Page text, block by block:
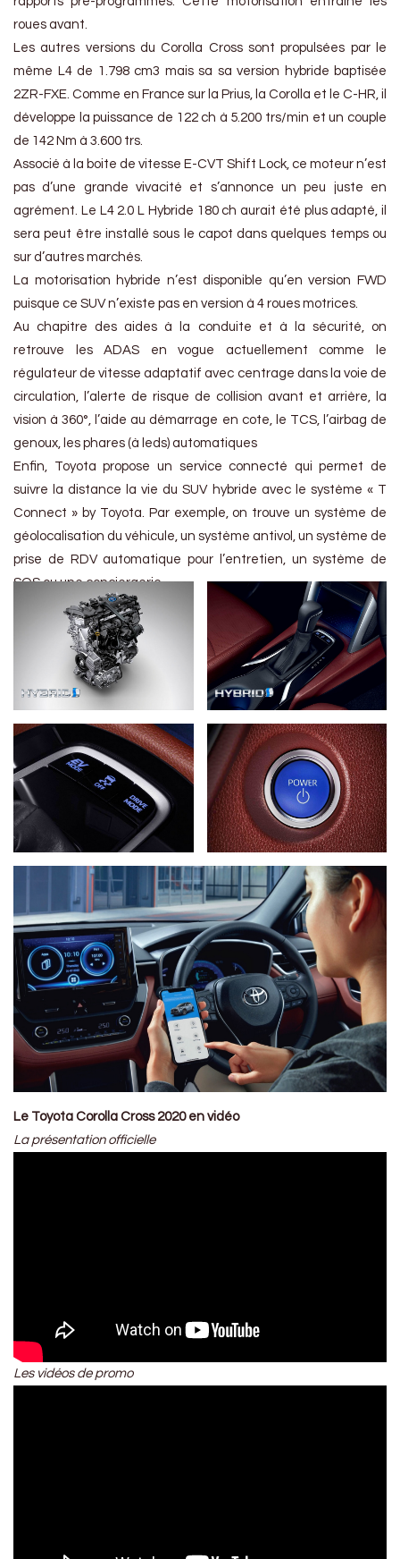
roues avant.
Les autres versions du Corolla Cross sont propulsées par le
même L4 de 1.798 cm3 mais sa sa version hybride baptisée
2ZR-FXE. Comme en France sur la Prius, la Corolla et le C-HR, il
développe la puissance de 122 ch à 5.200 trs/min et un couple
de 142 Nm à 3.600 trs.
Associé à la boite de vitesse E-CVT Shift Lock, ce moteur n’est
pas d’une grande vivacité et s’annonce un peu juste en
agrément. Le L4 2.0 L Hybride 180 ch aurait été plus adapté, il
sera peut être installé sous le capot dans quelques temps ou
sur d’autres marchés.
La motorisation hybride n’est disponible qu’en version FWD
puisque ce SUV n’existe pas en version à 4 roues motrices.
Au chapitre des aides à la conduite et à la sécurité, on
retrouve les ADAS en vogue actuellement comme le
régulateur de vitesse adaptatif avec centrage dans la voie de
circulation, l’alerte de risque de collision avant et arrière, la
vision à 360°, l’aide au démarrage en cote, le TCS, l’airbag de
genoux, les phares (à leds) automatiques
Enfin, Toyota propose un service connecté qui permet de
suivre la distance la vie du SUV hybride avec le système « T
Connect » by Toyota. Par exemple, on trouve un système de
géolocalisation du véhicule, un système antivol, un système de
prise de RDV automatique pour l’entretien, un système de
SOS ou une conciergerie.
Le Toyota Corolla Cross 2020 en vidéo
La présentation officielle
Les vidéos de promo